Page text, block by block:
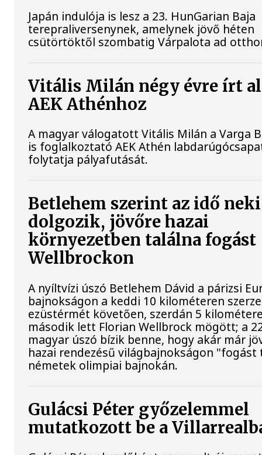
Japán indulója is lesz a 23. HunGarian Baja
terepraliversenynek, amelynek jövő héten
csütörtöktől szombatig Várpalota ad
Vitális Milán négy évre írt
AEK Athénhoz
A magyar válogatott Vitális Milán a Varga
is foglalkoztató AEK Athén
folytatja pályafutását.
Betlehem szerint az idő neki
dolgozik, jövőre hazai
környezetben találna fogást
Wellbrockon
A nyíltvízi úszó Betlehem Dávid a párizsi
bajnokságon a keddi 10 kilométeren
ezüstérmét követően, szerdán 5
második lett Florian Wellbrock mögött; a
magyar úszó bízik benne, hogy akár már
hazai rendezésű világbajnokságon "fogást
németek olimpiai bajnokán.
Gulácsi Péter győzelemmel
mutatkozott be a